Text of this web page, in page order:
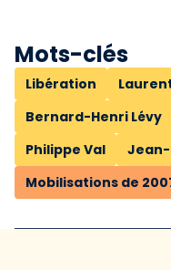
Mots-clés
Libération
Bernard-Henri Lévy
Philippe Val
Mobilisations de